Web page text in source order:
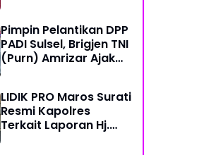
Pimpin Pelantikan DPP
PADI Sulsel, Brigjen TNI
(Purn) Amrizar Ajak
Dengan Hati Bersih
LIDIK PRO Maros Surati
Resmi Kapolres
Terkait Laporan Hj.